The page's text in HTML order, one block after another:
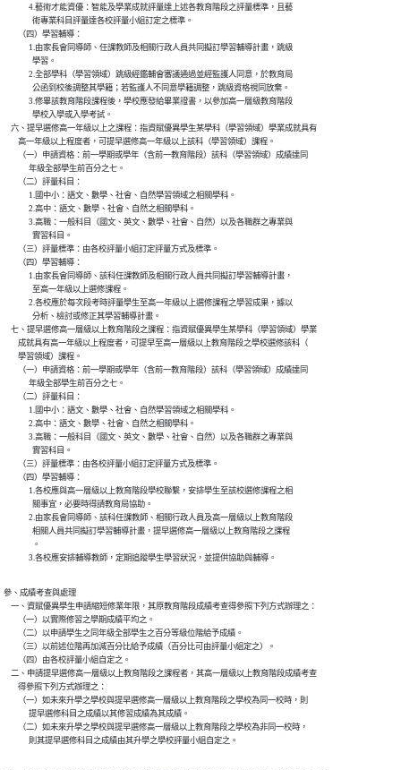
              4.藝術才能資優：智能及學業成就評量達上述各教育階段之評量標準，且藝
                術專業科目評量達各校評量小組訂定之標準。
        （四）學習輔導：
              1.由家長會同導師、任課教師及相關行政人員共同擬訂學習輔導計畫，跳級
                學習。
              2.全部學科（學習領域）跳級經鑑輔會審議通過並經監護人同意，於教育局
                公函到校後調整其學籍；若監護人不同意學籍調整，跳級資格視同放棄。
              3.修畢該教育階段課程後，學校應發給畢業證書，以參加高一層級教育階段
                學校入學或入學考試。
    六、提早選修高一年級以上之課程：指資賦優異學生某學科（學習領域）學業成就具有
        高一年級以上程度者，可提早選修高一年級以上該科（學習領域）課程。
        （一）申請資格：前一學期或學年（含前一教育階段）該科（學習領域）成績達同
              年級全部學生前百分之七。
        （二）評量科目：
              1.國中小：語文、數學、社會、自然學習領域之相關學科。
              2.高中：語文、數學、社會、自然之相關學科。
              3.高職：一般科目（國文、英文、數學、社會、自然）以及各職群之專業與
                實習科目。
        （三）評量標準：由各校評量小組訂定評量方式及標準。
        （四）學習輔導：
              1.由家長會同導師、該科任課教師及相關行政人員共同擬訂學習輔導計畫，
                至高一年級以上選修課程。
              2.各校應於每次段考時評量學生至高一年級以上選修課程之學習成果，據以
                分析、檢討或修正其學習輔導計畫。
    七、提早選修高一層級以上教育階段之課程：指資賦優異學生某學科（學習領域）學業
        成就具有高一年級以上程度者，可提早至高一層級以上教育階段之學校選修該科（
        學習領域）課程。
        （一）申請資格：前一學期或學年（含前一教育階段）該科（學習領域）成績達同
              年級全部學生前百分之七。
        （二）評量科目：
              1.國中小：語文、數學、社會、自然學習領域之相關學科。
              2.高中：語文、數學、社會、自然之相關學科。
              3.高職：一般科目（國文、英文、數學、社會、自然）以及各職群之專業與
                實習科目。
        （三）評量標準：由各校評量小組訂定評量方式及標準。
        （四）學習輔導：
              1.各校應與高一層級以上教育階段學校聯繫，安排學生至該校選修課程之相
                關事宜，必要時得請教育局協助。
              2.由家長會同導師、該科任課教師、相關行政人員及高一層級以上教育階段
                相關人員共同擬訂學習輔導計畫，提早選修高一層級以上教育階段之課程
                。
              3.各校應安排輔導教師，定期追蹤學生學習狀況，並提供協助與輔導。
參、成績考查與處理
    一、資賦優異學生申請縮短修業年限，其原教育階段成績考查得參照下列方式辦理之：
        （一）以實際修習之學期成績平均之。
        （二）以申請學生之同年級全部學生之百分等級位階給予成績。
        （三）以前述位階再加減百分比給予成績（百分比可由評量小組定之）。
        （四）由各校評量小組自定之。
    二、申請提早選修高一層級以上教育階段之課程者，其高一層級以上教育階段成績考查
        得參照下列方式辦理之：
        （一）如未來升學之學校與提早選修高一層級以上教育階段之學校為同一校時，則
              提早選修科目之成績以其修習成績為其成績。
        （二）如未來升學之學校與提早選修高一層級以上教育階段之學校為非同一校時，
              則其提早選修科目之成績由其升學之學校評量小組自定之。